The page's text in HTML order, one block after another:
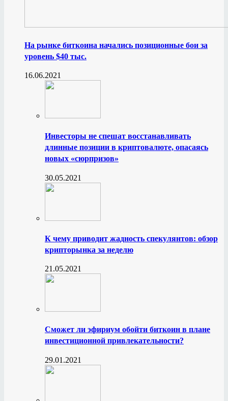
На рынке биткоина начались позиционные бои за
уровень $40 тыс.
16.06.2021
Инвесторы не спешат восстанавливать
длинные позиции в криптовалюте, опасаясь
новых «сюрпризов»
30.05.2021
К чему приводит жадность спекулянтов: обзор
крипторынка за неделю
21.05.2021
Сможет ли эфириум обойти биткоин в плане
инвестиционной привлекательности?
29.01.2021